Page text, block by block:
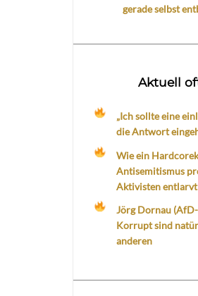
gerade selbst
Aktuell
„Ich sollte eine
die Antwort
Wie ein
Antisemitismus
Aktivisten entlarvt
Jörg Dornau
Korrupt sind
anderen